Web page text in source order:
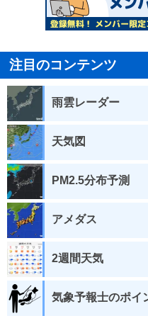
注目のコンテンツ
雨雲レーダー
天気図
PM2.5分布予測
アメダス
2週間天気
気象予報士のポイ